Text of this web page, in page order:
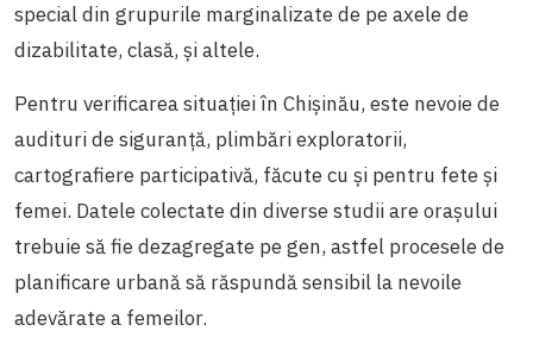
special din grupurile marginalizate de pe axele de
dizabilitate, clasă, și altele.
Pentru verificarea situației în Chișinău, este nevoie de
audituri de siguranță, plimbări exploratorii,
cartografiere participativă, făcute cu și pentru fete și
femei. Datele colectate din diverse studii are orașului
trebuie să fie dezagregate pe gen, astfel procesele de
planificare urbană să răspundă sensibil la nevoile
adevărate a femeilor.